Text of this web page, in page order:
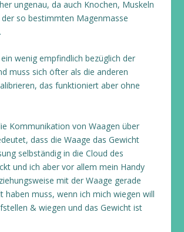
ungenau, da auch Knochen, Muskeln
der so bestimmten Magenmasse
wenig empfindlich bezüglich der
muss sich öfter als die anderen
das funktioniert aber ohne
Kommunikation von Waagen über
dass die Waage das Gewicht
selbständig in die Cloud des
und ich aber vor allem mein Handy
mit der Waage gerade
haben muss, wenn ich mich wiegen will
& wiegen und das Gewicht ist